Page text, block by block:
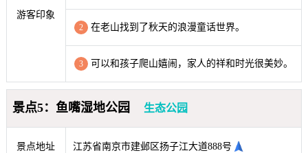
游客印象
2 在老山找到了秋天的浪漫童话世界。
3 可以和孩子爬山嬉闹，家人的祥和时光很美妙。
景点5：鱼嘴湿地公园 生态公园
景点地址 江苏省南京市建邺区扬子江大道888号